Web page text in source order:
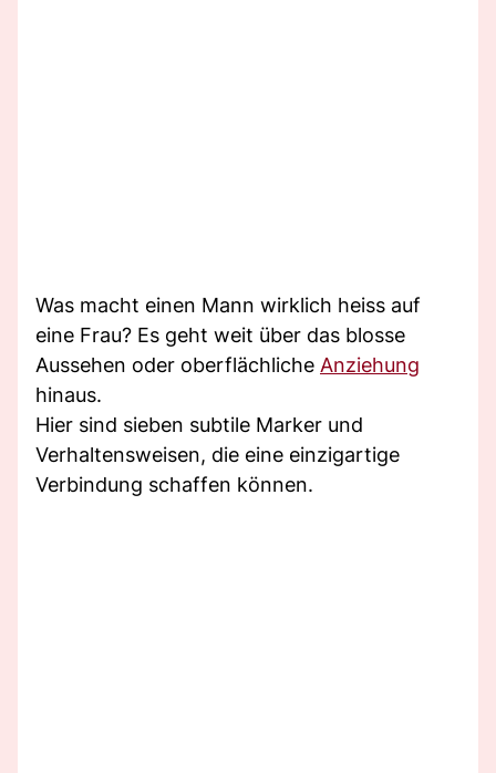
Was macht einen Mann wirklich heiss auf
eine Frau? Es geht weit über das blosse
Aussehen oder oberflächliche Anziehung
hinaus.
Hier sind sieben subtile Marker und
Verhaltensweisen, die eine einzigartige
Verbindung schaffen können.